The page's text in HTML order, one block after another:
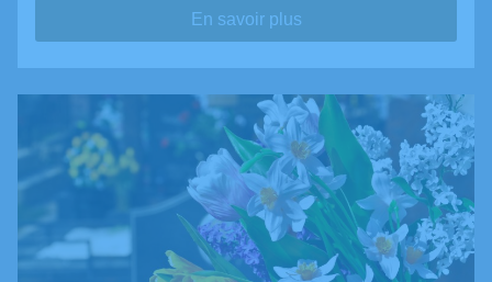
En savoir plus